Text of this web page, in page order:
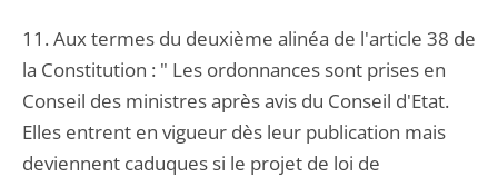
11. Aux termes du deuxième alinéa de l'article 38 de
la Constitution : " Les ordonnances sont prises en
Conseil des ministres après avis du Conseil d'Etat.
Elles entrent en vigueur dès leur publication mais
deviennent caduques si le projet de loi de